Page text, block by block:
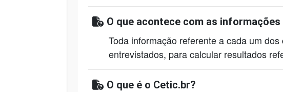
O que acontece com as
Toda informação referente a cada um
entrevistados, para calcular resultados
O que é o Cetic.br?